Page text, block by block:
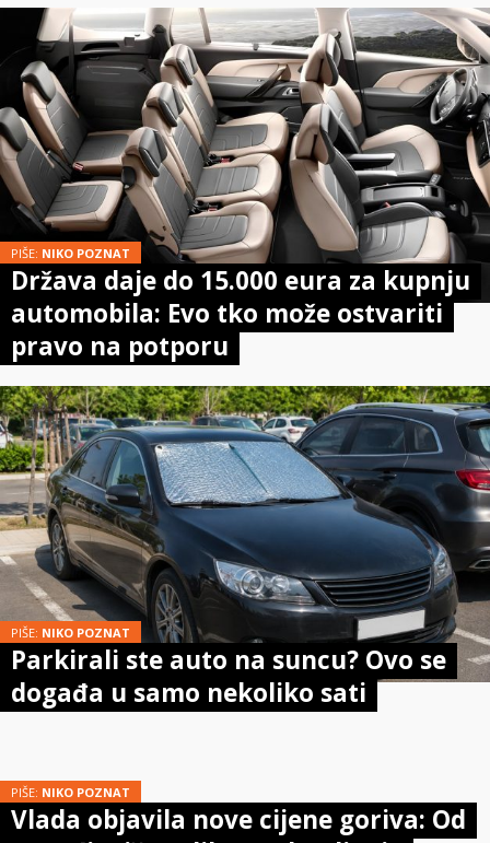
PIŠE: NIKO POZNAT
Država daje do 15.000 eura za kupnju
automobila: Evo tko može ostvariti
pravo na potporu
PIŠE: NIKO POZNAT
Parkirali ste auto na suncu? Ovo se
događa u samo nekoliko sati
PIŠE: NIKO POZNAT
Vlada objavila nove cijene goriva: Od